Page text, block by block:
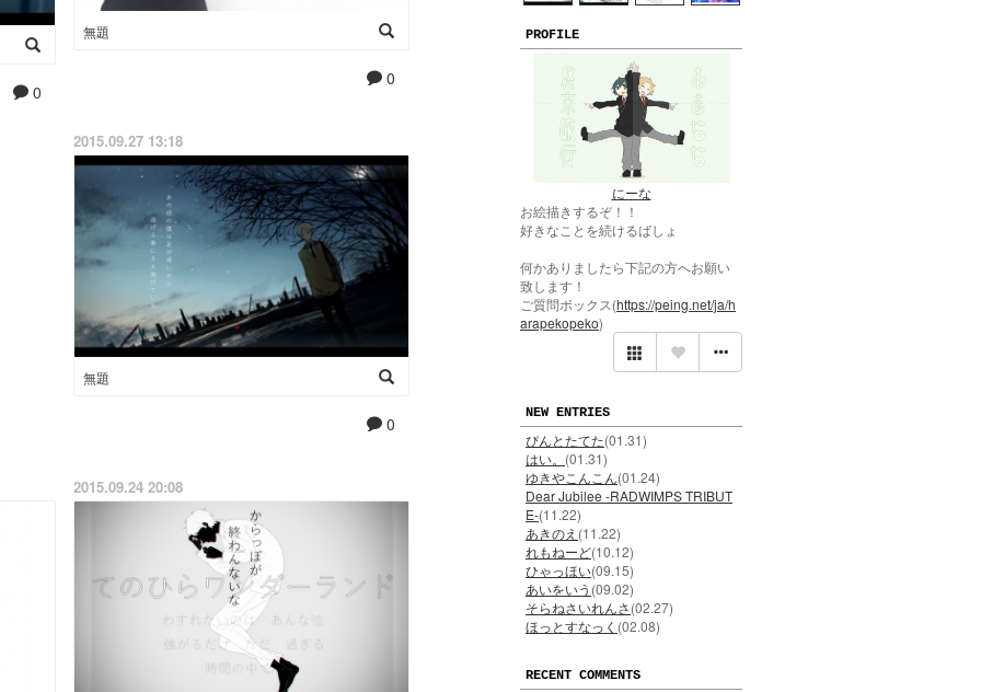
PROFILE
にーな
お絵描きするぞ！！
好きなことを続けるばしょ
何かありましたら下記の方へお願い
致します！
ご質問ボックス(https://peing.net/ja/h
arapekopeko)
NEW ENTRIES
ぴんとたてた(01.31)
はい。 (01.31)
ゆきやこんこん(01.24)
Dear Jubilee -RADWIMPS TRIBUT
E-(11.22)
あきのえ (11.22)
れもねーど(10.12)
ひゃっほい(09.15)
あいをいう (09.02)
そらねさいれんさ(02.27)
ほっとすなっく (02.08)
RECENT COMMENTS
0
無題
0
2015.09.27 13:18
無題
0
2015.09.24 20:08